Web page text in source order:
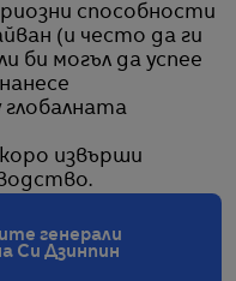
способности
(и често да ги
би могъл да успее
извърши
генерали
Си Дзинпин